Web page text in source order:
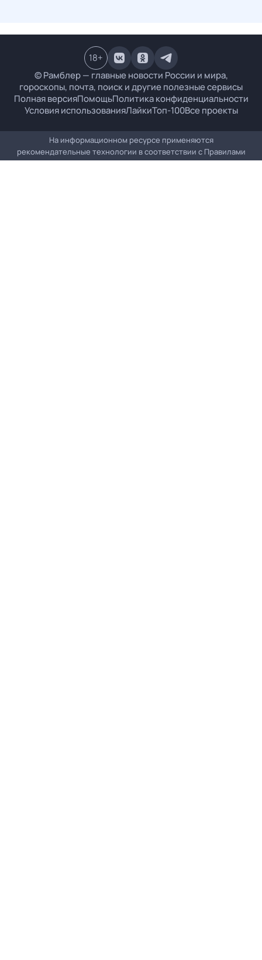
© Рамблер — главные новости России и мира,
гороскопы, почта, поиск и другие полезные сервисы
Полная версияПомощьПолитика конфиденциальности
Условия использованияЛайкиТоп-100Все проекты
18+
На информационном ресурсе применяются
рекомендательные технологии в соответствии с Правилами